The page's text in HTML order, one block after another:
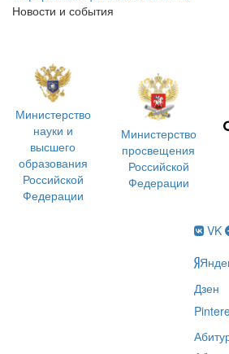
Новости и события
Министерство
науки и
высшего
образования
Российской
Федерации
Министерство
просвещения
Российской
Федерации
VK
Дзен